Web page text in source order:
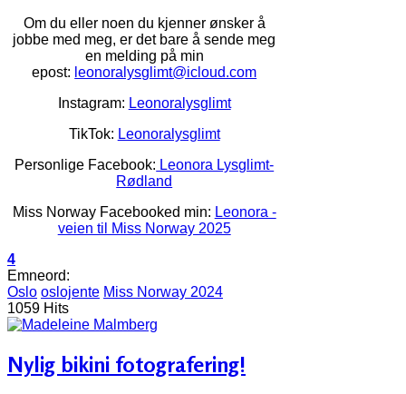
Om du eller noen du kjenner ønsker å
jobbe med meg, er det bare å sende meg
en melding på min
epost: leonoralysglimt@icloud.com
Instagram: Leonoralysglimt
TikTok: Leonoralysglimt
Personlige Facebook: Leonora Lysglimt-
Rødland
Miss Norway Facebooked min: Leonora -
veien til Miss Norway 2025
4
Emneord:
Oslo oslojente Miss Norway 2024
1059 Hits
Nylig bikini fotografering!